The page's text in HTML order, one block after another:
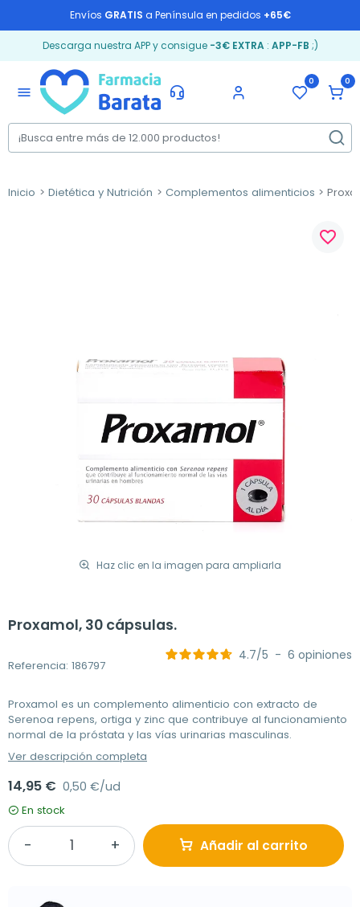
Envíos GRATIS a Península en pedidos +65€
Descarga nuestra APP y consigue -3€ EXTRA: APP-FB ;)
menu
0 0
Inicio Dietética y Nutrición Complementos alimenticios
Haz clic en la imagen para ampliarla
favorite_border
Proxamol, 30 cápsulas.
Referencia: 186797
4.7/5 - 6 opiniones
Proxamol es un complemento alimenticio con extracto de
Serenoa repens, ortiga y zinc que contribuye al funcionamiento
normal de la próstata y las vías urinarias masculinas.
Ver descripción completa
14,95 € 0,50 €/ud
En stock
Añadir al carrito